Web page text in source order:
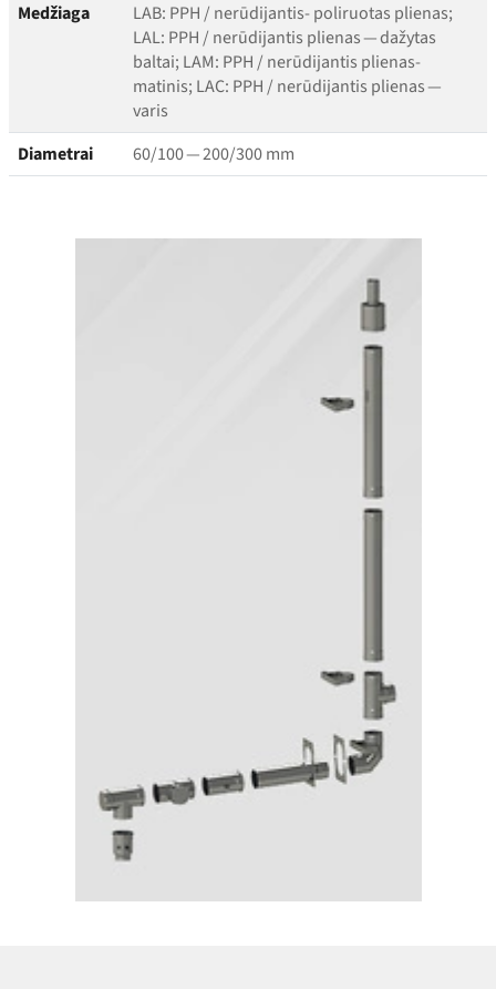
Medžiaga
LAB: PPH / nerūdijantis- poliruotas plienas;
LAL: PPH / nerūdijantis plienas — dažytas
baltai; LAM: PPH / nerūdijantis plienas-
matinis; LAC: PPH / nerūdijantis plienas —
varis
Diametrai
60/100 — 200/300 mm